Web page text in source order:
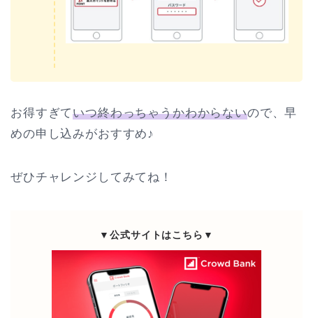
お得すぎていつ終わっちゃうかわからないので、早
めの申し込みがおすすめ♪
ぜひチャレンジしてみてね！
▼公式サイトはこちら▼